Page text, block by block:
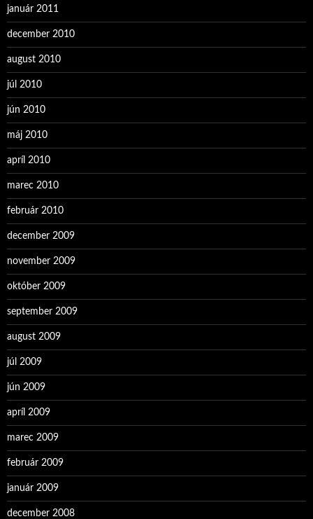
január 2011
december 2010
august 2010
júl 2010
jún 2010
máj 2010
apríl 2010
marec 2010
február 2010
december 2009
november 2009
október 2009
september 2009
august 2009
júl 2009
jún 2009
apríl 2009
marec 2009
február 2009
január 2009
december 2008